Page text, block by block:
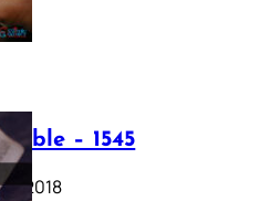
Bible – 1545
2018